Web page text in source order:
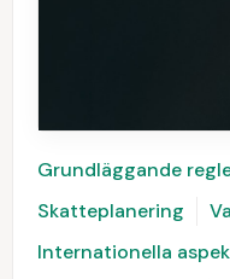
Grundläggande
Skatteplanering
Internationella